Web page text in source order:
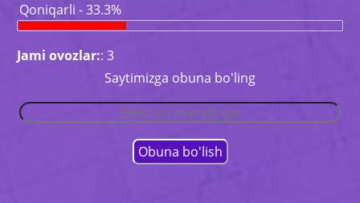
Qoniqarli - 33.3%
Jami ovozlar:: 3
Saytimizga obuna bo'ling